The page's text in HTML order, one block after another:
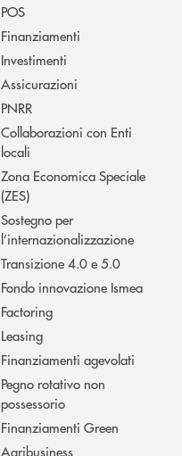
POS
Finanziamenti
Investimenti
Assicurazioni
PNRR
Collaborazioni con Enti
locali
Zona Economica Speciale
(ZES)
Sostegno per
l’internazionalizzazione
Transizione 4.0 e 5.0
Fondo innovazione Ismea
Factoring
Leasing
Finanziamenti agevolati
Pegno rotativo non
possessorio
Finanziamenti Green
Agribusiness